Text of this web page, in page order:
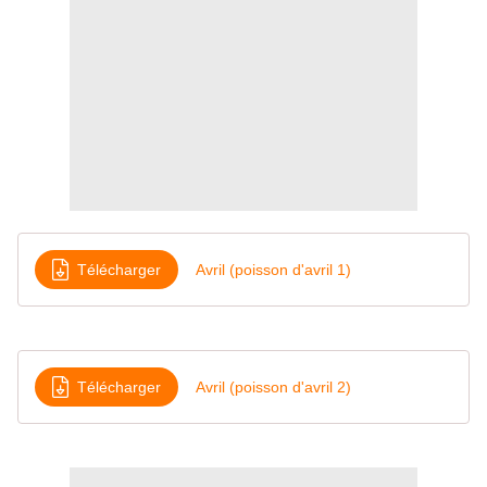
Télécharger Avril (poisson d'avril 1)
Télécharger Avril (poisson d'avril 2)